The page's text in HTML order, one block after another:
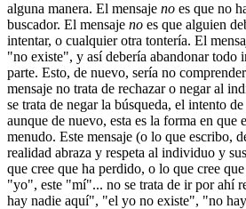
alguna manera. El mensaje no es que no
buscador. El mensaje no es que alguien
intentar, o cualquier otra tontería. El
"no existe", y así debería abandonar todo
parte. Esto, de nuevo, sería no
mensaje no trata de rechazar o negar al
se trata de negar la búsqueda, el intento
aunque de nuevo, esta es la forma en que
menudo. Este mensaje (o lo que escribo,
realidad abraza y respeta al individuo y
que cree que ha perdido, o lo que cree
"yo", este "mí"... no se trata de ir por ahí
hay nadie aquí", "el yo no existe", "no